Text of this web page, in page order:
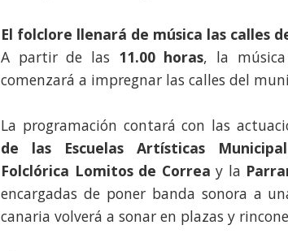
El folclore llenará de música las calles
A partir de las 11.00 horas, la
comenzará a impregnar las calles del
La programación contará con las
de las Escuelas Artísticas
Folclórica Lomitos de Correa y la
encargadas de poner banda sonora a
canaria volverá a sonar en plazas y